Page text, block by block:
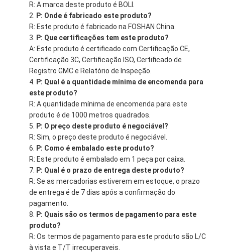
R: A marca deste produto é BOLI.
P: Onde é fabricado este produto?
R: Este produto é fabricado na FOSHAN China.
P: Que certificações tem este produto?
A: Este produto é certificado com Certificação CE,
Certificação 3C, Certificação ISO, Certificado de
Registro GMC e Relatório de Inspeção.
P: Qual é a quantidade mínima de encomenda para
este produto?
R: A quantidade mínima de encomenda para este
produto é de 1000 metros quadrados.
P: O preço deste produto é negociável?
R: Sim, o preço deste produto é negociável.
P: Como é embalado este produto?
R: Este produto é embalado em 1 peça por caixa.
P: Qual é o prazo de entrega deste produto?
R: Se as mercadorias estiverem em estoque, o prazo
de entrega é de 7 dias após a confirmação do
pagamento.
P: Quais são os termos de pagamento para este
produto?
R: Os termos de pagamento para este produto são L/C
à vista e T/T irrecuperaveis.